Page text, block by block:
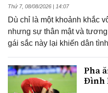
Thứ 7, 08/08/2026 | 14:07
Dù chỉ là một khoảnh khắc
nhưng sự thân mật và
gái sắc này lại khiến dân
Pha
Đình